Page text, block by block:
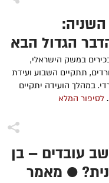
השניה:
הגדול הבא
במשק הישראלי,
תתקיים השבוע ועידת
במהלך הועידה יתקיים
לסיפור המלא
עובדים – בן
● מאמר
מיכאל קרסנקוקי
אברהם צבי (הערש) הכהן
- תשנ"ה
שלמה זלמן העכט
ע״ה-